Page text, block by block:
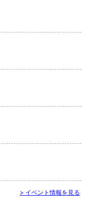
> イベント情報を見る